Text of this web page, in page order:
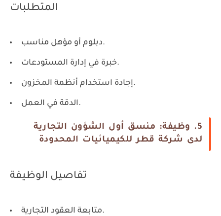
المتطلبات
دبلوم أو مؤهل مناسب.
خبرة في إدارة المستودعات.
إجادة استخدام أنظمة المخزون.
الدقة في العمل.
5. وظيفة: منسق أول الشؤون التجارية
لدى شركة قطر للكيميائيات المحدودة
تفاصيل الوظيفة
متابعة العقود التجارية.